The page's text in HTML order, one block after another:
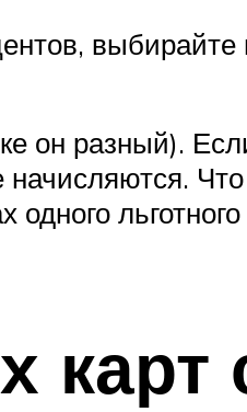
выбирайте
он разный).